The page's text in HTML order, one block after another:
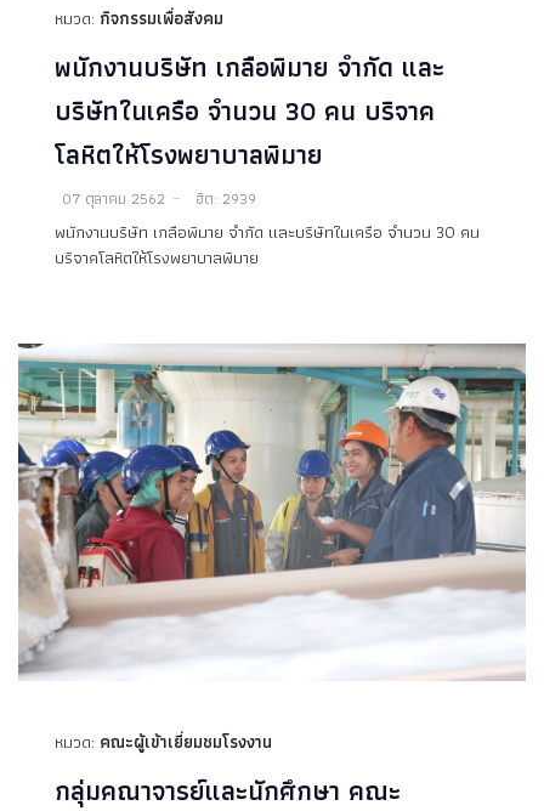
หมวด: กิจกรรมเพื่อสังคม
พนักงานบริษัท เกลือพิมาย จำกัด และ
บริษัทในเครือ จำนวน 30 คน บริจาค
โลหิตให้โรงพยาบาลพิมาย
07 ตุลาคม 2562 ฮิต: 2939
พนักงานบริษัท เกลือพิมาย จำกัด และบริษัทในเครือ จำนวน 30 คน
บริจาคโลหิตให้โรงพยาบาลพิมาย
หมวด: คณะผู้เข้าเยี่ยมชมโรงงาน
กลุ่มคณาจารย์และนักศึกษา คณะ